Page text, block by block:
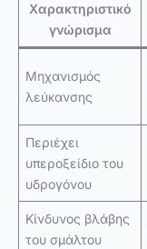
Χαρακτηριστικό
γνώρισμα
Μηχανισμός
λεύκανσης
Περιέχει
υπεροξείδιο του
υδρογόνου
Κίνδυνος βλάβης
του σμάλτου